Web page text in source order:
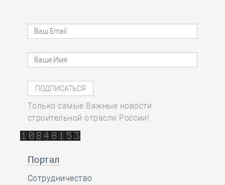
Только самые Важные новости
строительной отрасли России!
Портал
Сотрудничество